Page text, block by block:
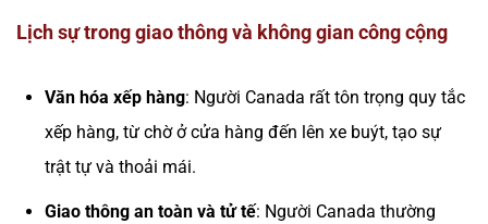
Lịch sự trong giao thông và không gian công cộng
Văn hóa xếp hàng: Người Canada rất tôn trọng quy tắc
xếp hàng, từ chờ ở cửa hàng đến lên xe buýt, tạo sự
trật tự và thoải mái.
Giao thông an toàn và tử tế: Người Canada thường